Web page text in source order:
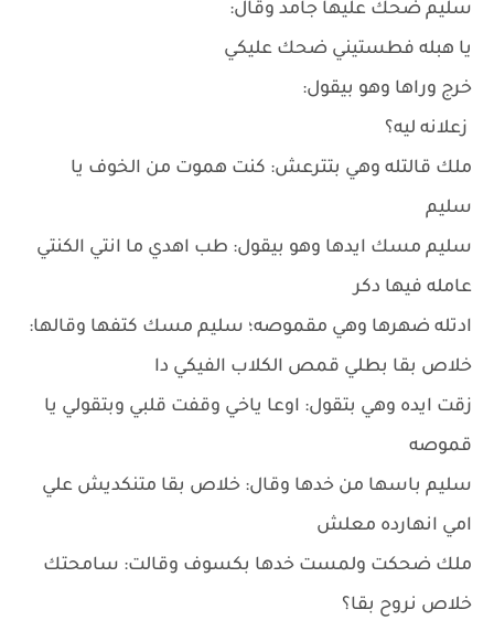
سليم ضحك عليها جامد وقال:
يا هبله فطستيني ضحك عليكي
خرج وراها وهو بيقول:
زعلانه ليه؟
ملك قالتله وهي بتترعش: كنت هموت من الخوف يا
سليم
سليم مسك ايدها وهو بيقول: طب اهدي ما انتي الكنتي
عامله فيها دكر
ادتله ضهرها وهي مقموصه؛ سليم مسك كتفها وقالها:
خلاص بقا بطلي قمص الكلاب الفيكي دا
زقت ايده وهي بتقول: اوعا ياخي وقفت قلبي وبتقولي يا
قموصه
سليم باسها من خدها وقال: خلاص بقا متنكديش علي
امي انهارده معلش
ملك ضحكت ولمست خدها بكسوف وقالت: سامحتك
خلاص نروح بقا؟